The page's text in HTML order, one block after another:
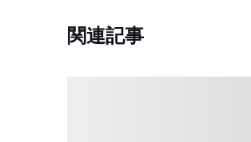
関連記事